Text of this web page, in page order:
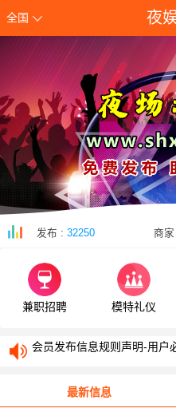
全国 夜
发布 :32250 商家
兼职招聘 模特礼仪
最新信息